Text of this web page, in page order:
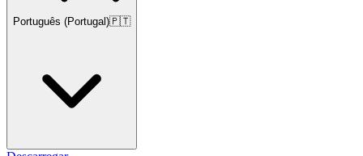
Português (Portugal)🇵🇹